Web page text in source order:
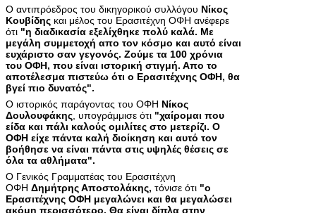
Ο αντιπρόεδρος του δικηγορικού συλλόγου Νίκος
Κουβίδης και μέλος του Ερασιτέχνη ΟΦΗ ανέφερε
ότι "η διαδικασία εξελίχθηκε πολύ καλά. Με
μεγάλη συμμετοχή απο τον κόσμο και αυτό είναι
ευχάριστο σαν γεγονός. Ζούμε τα 100 χρόνια
του ΟΦΗ, που είναι ιστορική στιγμή. Απο το
αποτέλεσμα πιστεύω ότι ο Ερασιτέχνης ΟΦΗ, θα
βγεί πιο δυνατός".
Ο ιστορικός παράγοντας του ΟΦΗ Νίκος
Δουλουφάκης, υπογράμμισε ότι "χαίρομαι που
είδα και πάλι καλούς ομιλίτες στο μετερίζι. Ο
ΟΦΗ είχε πάντα καλή διοίκηση και αυτό τον
βοήθησε να είναι πάντα στις υψηλές θέσεις σε
όλα τα αθλήματα".
Ο Γενικός Γραμματέας του Ερασιτέχνη
ΟΦΗ Δημήτρης Αποστολάκης, τόνισε ότι "ο
Ερασιτέχνης ΟΦΗ μεγαλώνει και θα μεγαλώσει
ακόμη περισσότερο. Θα είναι δίπλα στην